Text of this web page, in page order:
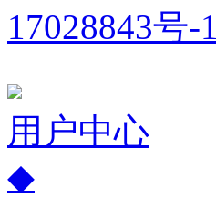
17028843号-1
用户中心
◆